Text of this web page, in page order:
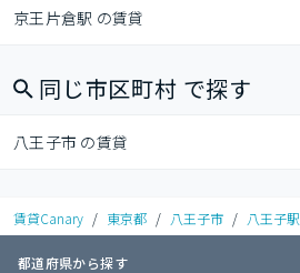
京王片倉駅 の賃貸
同じ市区町村 で探す
八王子市 の賃貸
賃貸Canary / 東京都 / 八王子市 / 八王子駅
都道府県から探す